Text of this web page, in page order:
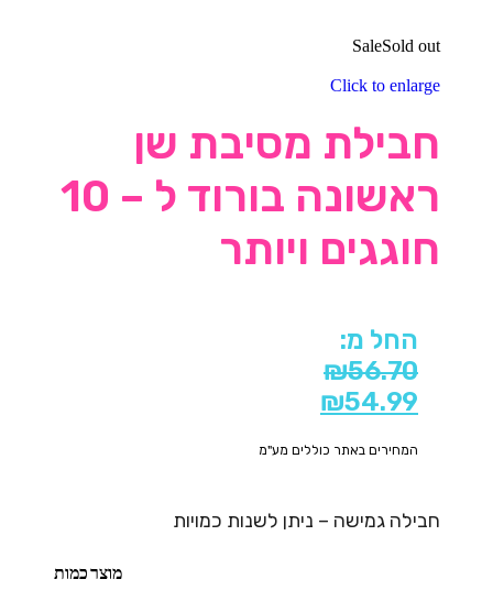
SaleSold out
Click to enlarge
חבילת מסיבת שן
ראשונה בורוד ל – 10
חוגגים ויותר
החל מ:
₪56.70
₪54.99
המחירים באתר כוללים מע"מ
חבילה גמישה – ניתן לשנות כמויות
מוצרכמות